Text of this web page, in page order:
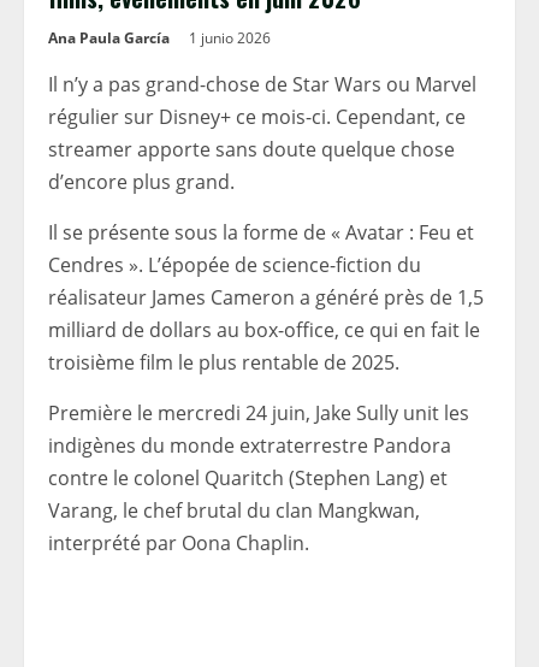
Ana Paula García 1 junio 2026
Il n’y a pas grand-chose de Star Wars ou Marvel
régulier sur Disney+ ce mois-ci. Cependant, ce
streamer apporte sans doute quelque chose
d’encore plus grand.
Il se présente sous la forme de « Avatar : Feu et
Cendres ». L’épopée de science-fiction du
réalisateur James Cameron a généré près de 1,5
milliard de dollars au box-office, ce qui en fait le
troisième film le plus rentable de 2025.
Première le mercredi 24 juin, Jake Sully unit les
indigènes du monde extraterrestre Pandora
contre le colonel Quaritch (Stephen Lang) et
Varang, le chef brutal du clan Mangkwan,
interprété par Oona Chaplin.